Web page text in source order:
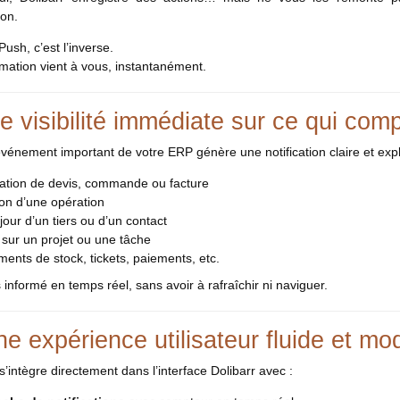
c’est l’inverse.
vient à vous, instantanément.
visibilité immédiate sur ce qui
important de votre ERP génère une notification claire et
de devis, commande ou facture
d’une opération
d’un tiers ou d’un contact
un projet ou une tâche
de stock, tickets, paiements, etc.
informé en temps réel, sans avoir à rafraîchir ni naviguer.
expérience utilisateur fluide et
directement dans l’interface Dolibarr avec :